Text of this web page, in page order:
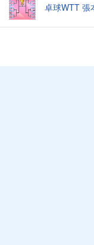
卓球WTT 張